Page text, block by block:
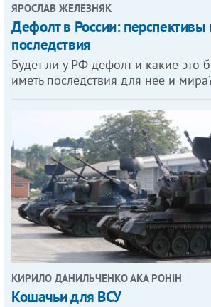
ЯРОСЛАВ ЖЕЛЕЗНЯК
Дефолт в России: перспективы
последствия
Будет ли у РФ дефолт и какие это
иметь последствия для нее и
КИРИЛО ДАНИЛЬЧЕНКО АКА РОНІН
Кошачьи для ВСУ